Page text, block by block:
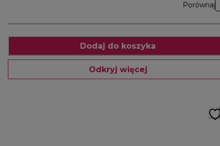
Porównaj
Dodaj do koszyka
Odkryj więcej